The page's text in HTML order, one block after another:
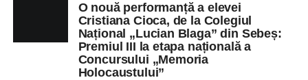
O nouă performanță a elevei
Cristiana Cioca, de la Colegiul
Național „Lucian Blaga” din Sebeș:
Premiul III la etapa națională a
Concursului „Memoria
Holocaustului”